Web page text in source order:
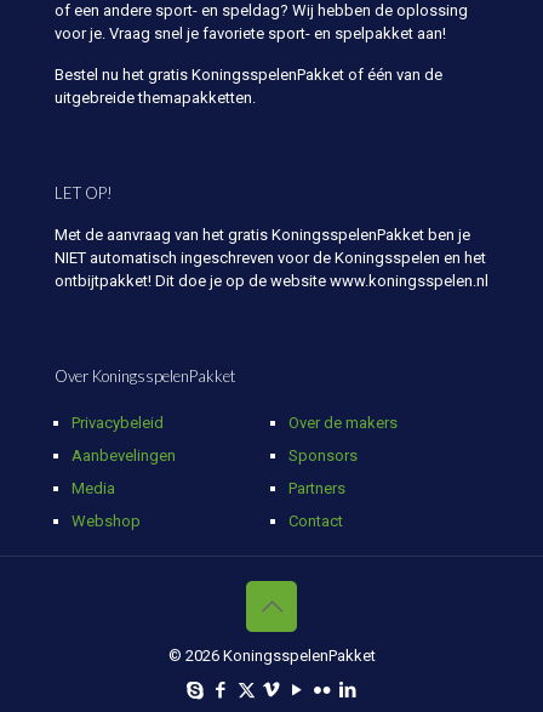
of een andere sport- en speldag? Wij hebben de oplossing
voor je. Vraag snel je favoriete sport- en spelpakket aan!
Bestel nu het gratis KoningsspelenPakket of één van de
uitgebreide themapakketten.
LET OP!
Met de aanvraag van het gratis KoningsspelenPakket ben je
NIET automatisch ingeschreven voor de Koningsspelen en het
ontbijtpakket! Dit doe je op de website www.koningsspelen.nl
Over KoningsspelenPakket
Privacybeleid
Aanbevelingen
Media
Webshop
Over de makers
Sponsors
Partners
Contact
© 2026 KoningsspelenPakket